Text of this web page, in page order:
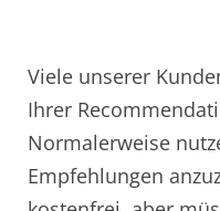
Viele unserer
Ihrer
Normalerweise
Empfehlungen